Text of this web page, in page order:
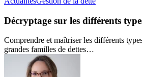
les
types
Décryptage sur les différents
Comprendre et maîtriser les différents
grandes familles de dettes…